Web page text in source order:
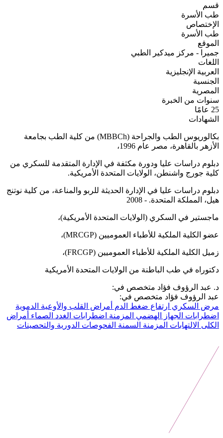
قسم
طب الأسرة
الإختصاص
طب الأسرة
الموقع
جميرا - مركز ميدكير الطبي
اللغات
العربية الإنجليزية
الجنسية
المصرية
سنوات من الخبرة
25 عامًا
الشهادات
بكالوريوس الطب والجراحة (MBBCh) من كلية الطب بجامعة
الأزهر بالقاهرة، مصر عام 1996،
دبلوم دراسات عليا ودورة مكثفة في الإدارة المتقدمة للسكري من
كلية جورج واشنطن، الولايات المتحدة الأمريكية.
دبلوم دراسات عليا في الإدارة الحديثة للربو والمناعة، من كلية نوتنج
هيل، المملكة المتحدة. - 2008
ماجستير في السكري (الولايات المتحدة الأمريكية)،
عضو الكلية الملكية للأطباء العموميين (MRCGP)،
زميل الكلية الملكية للأطباء العموميين (FRCGP)،
دكتوراه في طب الباطنة من الولايات المتحدة الأمريكية
د. عبد الرؤوف فؤاد متخصص في:
عبد الرؤوف فؤاد متخصص في:
مرض السكري ارتفاع ضغط الدم أمراض القلب والأوعية الدموية
اضطرابات الجهاز الهضمي المزمنة اضطرابات الغدد الصماء أمراض
الكلى الالتهابات المزمنة السمنة الفحوصات الدورية والتحصينات